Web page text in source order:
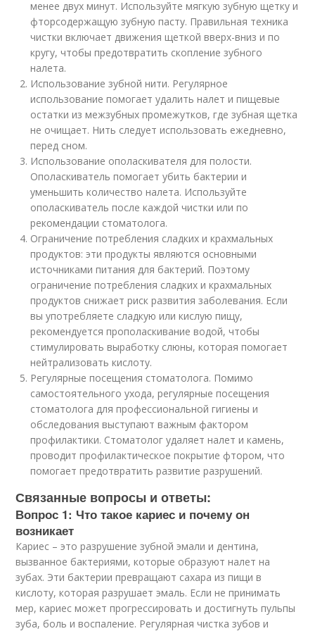
менее двух минут. Используйте мягкую зубную щетку и
фторсодержащую зубную пасту. Правильная техника
чистки включает движения щеткой вверх-вниз и по
кругу, чтобы предотвратить скопление зубного
налета.
Использование зубной нити. Регулярное
использование помогает удалить налет и пищевые
остатки из межзубных промежутков, где зубная щетка
не очищает. Нить следует использовать ежедневно,
перед сном.
Использование ополаскивателя для полости.
Ополаскиватель помогает убить бактерии и
уменьшить количество налета. Используйте
ополаскиватель после каждой чистки или по
рекомендации стоматолога.
Ограничение потребления сладких и крахмальных
продуктов: эти продукты являются основными
источниками питания для бактерий. Поэтому
ограничение потребления сладких и крахмальных
продуктов снижает риск развития заболевания. Если
вы употребляете сладкую или кислую пищу,
рекомендуется прополаскивание водой, чтобы
стимулировать выработку слюны, которая помогает
нейтрализовать кислоту.
Регулярные посещения стоматолога. Помимо
самостоятельного ухода, регулярные посещения
стоматолога для профессиональной гигиены и
обследования выступают важным фактором
профилактики. Стоматолог удаляет налет и камень,
проводит профилактическое покрытие фтором, что
помогает предотвратить развитие разрушений.
Связанные вопросы и ответы:
Вопрос 1: Что такое кариес и почему он
возникает
Кариес – это разрушение зубной эмали и дентина,
вызванное бактериями, которые образуют налет на
зубах. Эти бактерии превращают сахара из пищи в
кислоту, которая разрушает эмаль. Если не принимать
мер, кариес может прогрессировать и достигнуть пульпы
зуба, боль и воспаление. Регулярная чистка зубов и